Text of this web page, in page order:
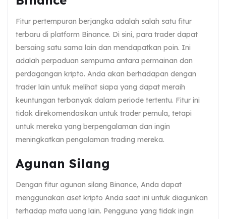
Fitur pertempuran berjangka adalah salah satu fitur
terbaru di platform Binance. Di sini, para trader dapat
bersaing satu sama lain dan mendapatkan poin. Ini
adalah perpaduan sempurna antara permainan dan
perdagangan kripto. Anda akan berhadapan dengan
trader lain untuk melihat siapa yang dapat meraih
keuntungan terbanyak dalam periode tertentu. Fitur ini
tidak direkomendasikan untuk trader pemula, tetapi
untuk mereka yang berpengalaman dan ingin
meningkatkan pengalaman trading mereka.
Agunan Silang
Dengan fitur agunan silang Binance, Anda dapat
menggunakan aset kripto Anda saat ini untuk diagunkan
terhadap mata uang lain. Pengguna yang tidak ingin